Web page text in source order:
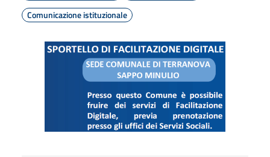
Comunicazione istituzionale